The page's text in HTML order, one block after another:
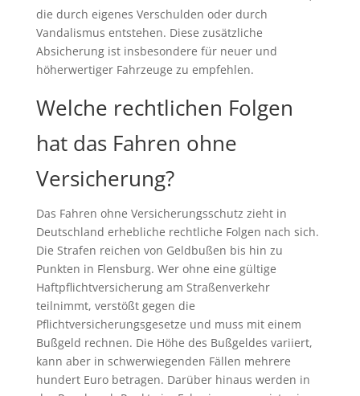
die durch eigenes Verschulden oder durch
Vandalismus entstehen. Diese zusätzliche
Absicherung ist insbesondere für neuer und
höherwertiger Fahrzeuge zu empfehlen.
Welche rechtlichen Folgen
hat das Fahren ohne
Versicherung?
Das Fahren ohne Versicherungsschutz zieht in
Deutschland erhebliche rechtliche Folgen nach sich.
Die Strafen reichen von Geldbußen bis hin zu
Punkten in Flensburg. Wer ohne eine gültige
Haftpflichtversicherung am Straßenverkehr
teilnimmt, verstößt gegen die
Pflichtversicherungsgesetze und muss mit einem
Bußgeld rechnen. Die Höhe des Bußgeldes variiert,
kann aber in schwerwiegenden Fällen mehrere
hundert Euro betragen. Darüber hinaus werden in